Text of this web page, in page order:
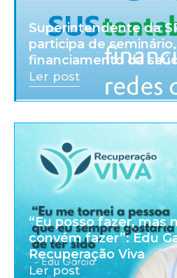
Superintendente da
participa de seminário
financiamento da
Ler post
“Eu posso fazer, mas
convém fazer”: Edu
Recuperação Viva
Ler post